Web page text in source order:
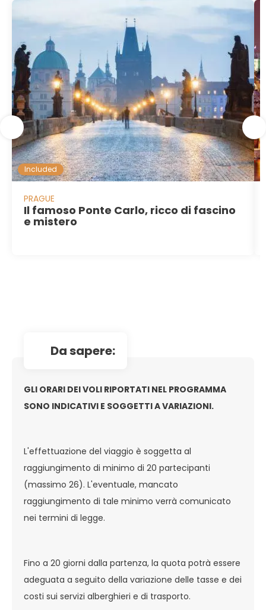
Included
PRAGUE
Il famoso Ponte Carlo, ricco di fascino
e mistero
da sapere:
GLI ORARI DEI VOLI RIPORTATI NEL PROGRAMMA
SONO INDICATIVI E SOGGETTI A VARIAZIONI.
L'effettuazione del viaggio è soggetta al
raggiungimento di minimo di 20 partecipanti
(massimo 26). L'eventuale, mancato
raggiungimento di tale minimo verrà comunicato
nei termini di legge.
Fino a 20 giorni dalla partenza, la quota potrà essere
adeguata a seguito della variazione delle tasse e dei
costi sui servizi alberghieri e di trasporto.